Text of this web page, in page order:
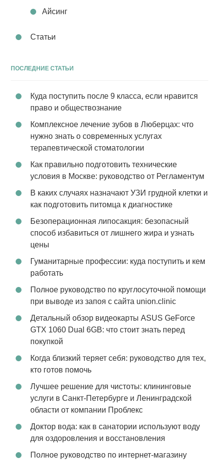
Айсинг
Статьи
ПОСЛЕДНИЕ СТАТЬИ
Куда поступить после 9 класса, если нравится
право и обществознание
Комплексное лечение зубов в Люберцах: что
нужно знать о современных услугах
терапевтической стоматологии
Как правильно подготовить технические
условия в Москве: руководство от Регламентум
В каких случаях назначают УЗИ грудной клетки и
как подготовить питомца к диагностике
Безоперационная липосакция: безопасный
способ избавиться от лишнего жира и узнать
цены
Гуманитарные профессии: куда поступить и кем
работать
Полное руководство по круглосуточной помощи
при выводе из запоя с сайта union.clinic
Детальный обзор видеокарты ASUS GeForce
GTX 1060 Dual 6GB: что стоит знать перед
покупкой
Когда близкий теряет себя: руководство для тех,
кто готов помочь
Лучшее решение для чистоты: клининговые
услуги в Санкт-Петербурге и Ленинградской
области от компании Проблекс
Доктор вода: как в санатории используют воду
для оздоровления и восстановления
Полное руководство по интернет-магазину